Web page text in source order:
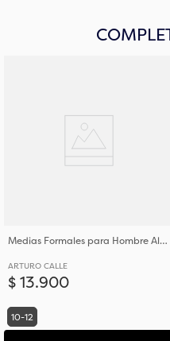
Medias Formales para Hombre Algodón y Poliéster
ARTURO CALLE
$ 13.900
10-12